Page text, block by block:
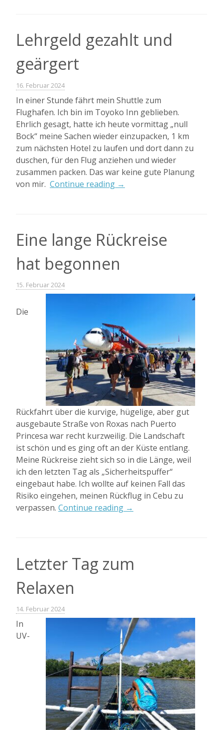
Lehrgeld gezahlt und
geärgert
16. Februar 2024
In einer Stunde fährt mein Shuttle zum
Flughafen. Ich bin im Toyoko Inn geblieben.
Ehrlich gesagt, hatte ich heute vormittag „null
Bock“ meine Sachen wieder einzupacken, 1 km
zum nächsten Hotel zu laufen und dort dann zu
duschen, für den Flug anziehen und wieder
zusammen packen. Das war keine gute Planung
von mir. Continue reading „Lehrgeld
→
Eine lange Rückreise
hat begonnen
15. Februar 2024
Die
Rückfahrt über die kurvige, hügelige, aber gut
ausgebaute Straße von Roxas nach Puerto
Princesa war recht kurzweilig. Die Landschaft
ist schön und es ging oft an der Küste entlang.
Meine Rückreise zieht sich so in die Länge, weil
ich den letzten Tag als „Sicherheitspuffer“
eingebaut habe. Ich wollte auf keinen Fall das
Risiko eingehen, meinen Rückflug in Cebu zu
verpassen. Continue reading „Eine
→
Letzter Tag zum
Relaxen
14. Februar 2024
In
UV-